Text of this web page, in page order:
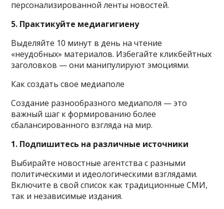
персонализированной ленты новостей.
5. Практикуйте медиагигиену
Выделяйте 10 минут в день на чтение
«неудобных» материалов. Избегайте кликбейтных
заголовков — они манипулируют эмоциями.
Как создать свое медиаполе
Создание разнообразного медиаполя — это
важный шаг к формированию более
сбалансированного взгляда на мир.
1. Подпишитесь на различные источники
Выбирайте новостные агентства с разными
политическими и идеологическими взглядами.
Включите в свой список как традиционные СМИ,
так и независимые издания.